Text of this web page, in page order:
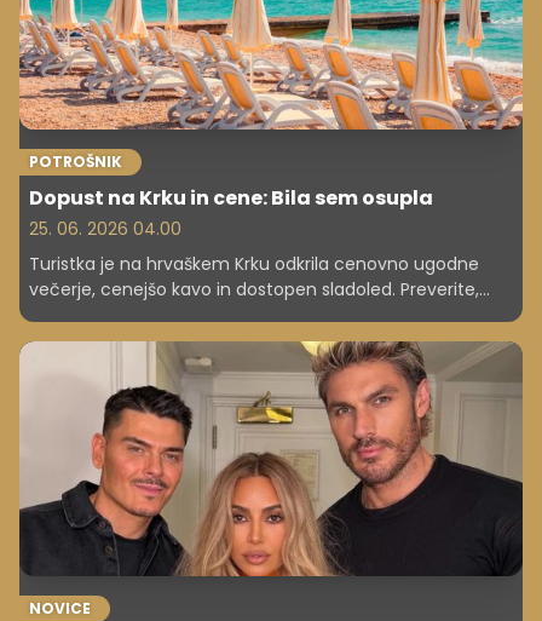
POTROŠNIK
Dopust na Krku in cene: Bila sem osupla
25. 06. 2026 04.00
Turistka je na hrvaškem Krku odkrila cenovno ugodne
večerje, cenejšo kavo in dostopen sladoled. Preverite,
kako se lahko s pametnimi odločitvami in lastno brisačo
na plaži izognete visokim stroškom ter prihranite na
NOVICE